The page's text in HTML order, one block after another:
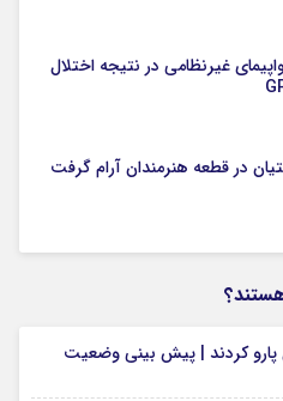
غیرنظامی در نتیجه اختلال
در قطعه هنرمندان آرام گرفت
در سال ۲۰۲۴ پول پارو کردند | پیش بینی وضعیت